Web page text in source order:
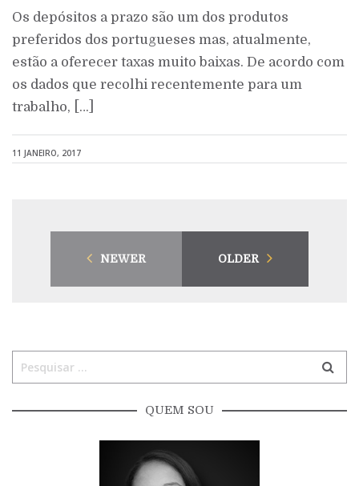
Os depósitos a prazo são um dos produtos
preferidos dos portugueses mas, atualmente,
estão a oferecer taxas muito baixas. De acordo com
os dados que recolhi recentemente para um
trabalho, […]
11 JANEIRO, 2017
NEWER OLDER
QUEM SOU